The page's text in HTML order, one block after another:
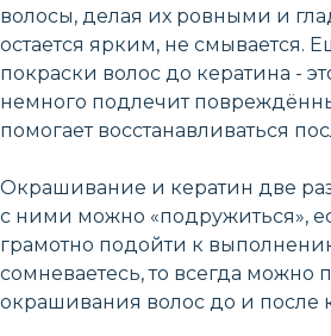
волосы, делая их ровными и
остается ярким, не смывается.
покраски волос до кератина -
немного подлечит
помогает восстанавливаться
Окрашивание и кератин две
с ними можно «подружиться»,
грамотно подойти к
сомневаетесь, то всегда можно
окрашивания волос до и после